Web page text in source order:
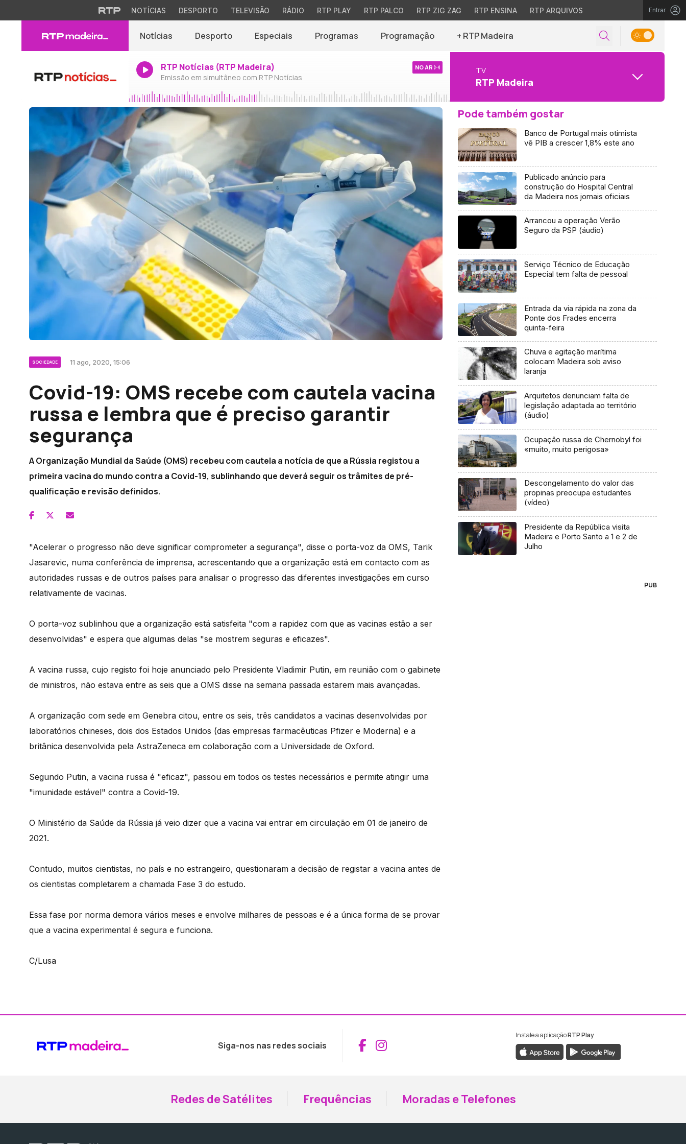
NOTÍCIAS DESPORTO TELEVISÃO RÁDIO RTP PLAY RTP PALCO RTP ZIG ZAG RTP ENSINA RTP ARQUIVOS Entrar
Notícias Desporto Especiais Programas Programação + RTP Madeira
RTP Notícias (RTP Madeira)
Emissão em simultâneo com RTP Notícias
NO AR TV
RTP Madeira
SOCIEDADE 11 ago, 2020, 15:06
Covid-19: OMS recebe com cautela vacina
russa e lembra que é preciso garantir
segurança
A Organização Mundial da Saúde (OMS) recebeu com cautela a notícia de que a Rússia registou a
primeira vacina do mundo contra a Covid-19, sublinhando que deverá seguir os trâmites de pré-
qualificação e revisão definidos.
"Acelerar o progresso não deve significar comprometer a segurança", disse o porta-voz da OMS, Tarik
Jasarevic, numa conferência de imprensa, acrescentando que a organização está em contacto com as
autoridades russas e de outros países para analisar o progresso das diferentes investigações em curso
relativamente de vacinas.
O porta-voz sublinhou que a organização está satisfeita "com a rapidez com que as vacinas estão a ser
desenvolvidas" e espera que algumas delas "se mostrem seguras e eficazes".
A vacina russa, cujo registo foi hoje anunciado pelo Presidente Vladimir Putin, em reunião com o gabinete
de ministros, não estava entre as seis que a OMS disse na semana passada estarem mais avançadas.
A organização com sede em Genebra citou, entre os seis, três candidatos a vacinas desenvolvidas por
laboratórios chineses, dois dos Estados Unidos (das empresas farmacêuticas Pfizer e Moderna) e a
britânica desenvolvida pela AstraZeneca em colaboração com a Universidade de Oxford.
Segundo Putin, a vacina russa é "eficaz", passou em todos os testes necessários e permite atingir uma
"imunidade estável" contra a Covid-19.
O Ministério da Saúde da Rússia já veio dizer que a vacina vai entrar em circulação em 01 de janeiro de
2021.
Contudo, muitos cientistas, no país e no estrangeiro, questionaram a decisão de registar a vacina antes de
os cientistas completarem a chamada Fase 3 do estudo.
Essa fase por norma demora vários meses e envolve milhares de pessoas e é a única forma de se provar
que a vacina experimental é segura e funciona.
C/Lusa
Pode também gostar
Banco de Portugal mais otimista
vê PIB a crescer 1,8% este ano
Publicado anúncio para
construção do Hospital Central
da Madeira nos jornais oficiais
Arrancou a operação Verão
Seguro da PSP (áudio)
Serviço Técnico de Educação
Especial tem falta de pessoal
Entrada da via rápida na zona da
Ponte dos Frades encerra
quinta-feira
Chuva e agitação marítima
colocam Madeira sob aviso
laranja
Arquitetos denunciam falta de
legislação adaptada ao território
(áudio)
Ocupação russa de Chernobyl foi
«muito, muito perigosa»
Descongelamento do valor das
propinas preocupa estudantes
(vídeo)
Presidente da República visita
Madeira e Porto Santo a 1 e 2 de
Julho
PUB
Siga-nos nas redes sociais Aceder ao Facebook da RTP Madeira
Aceder ao Instagram da RTP Madeira
Instale a aplicaçãoRTP Play
Redes de Satélites Frequências Moradas e Telefones